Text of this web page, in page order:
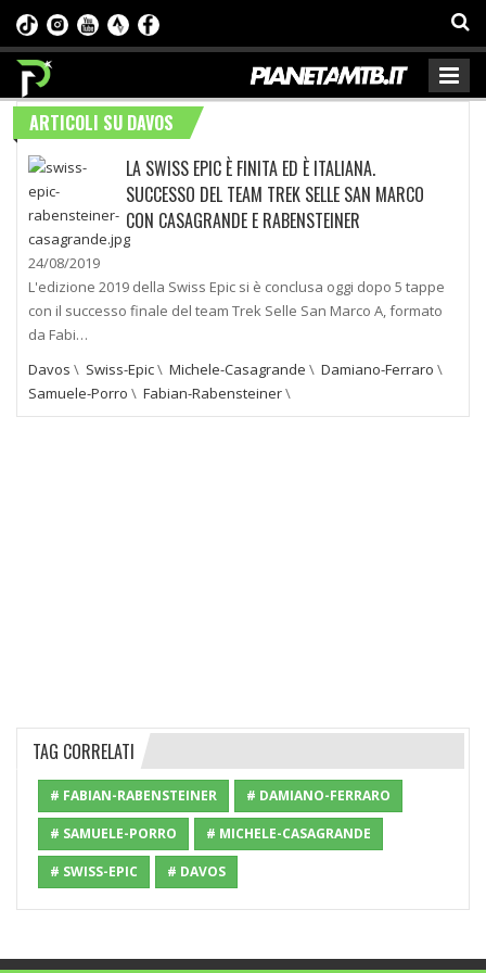
ARTICOLI SU DAVOS
LA SWISS EPIC È FINITA ED È ITALIANA.
SUCCESSO DEL TEAM TREK SELLE SAN MARCO
CON CASAGRANDE E RABENSTEINER
24/08/2019
L'edizione 2019 della Swiss Epic si è conclusa oggi dopo 5 tappe
con il successo finale del team Trek Selle San Marco A, formato
da Fabi…
Davos \ Swiss-Epic\ Michele-Casagrande \ Damiano-Ferraro \
Samuele-Porro \ Fabian-Rabensteiner\
TAG CORRELATI
# FABIAN-RABENSTEINER # DAMIANO-FERRARO
# SAMUELE-PORRO # MICHELE-CASAGRANDE
# SWISS-EPIC # DAVOS